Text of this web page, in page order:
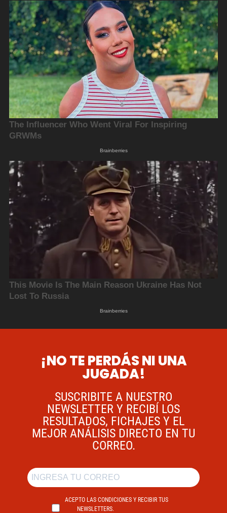
¡NO TE PERDÁS NI UNA
JUGADA!
SUSCRIBITE A NUESTRO
NEWSLETTER Y RECIBÍ LOS
RESULTADOS, FICHAJES Y EL
MEJOR ANÁLISIS DIRECTO EN TU
CORREO.
ACEPTO LAS CONDICIONES Y RECIBIR TUS
NEWSLETTERS.